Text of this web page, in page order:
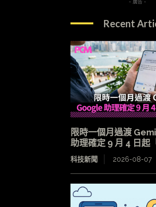
- 廣告 -
Recent
限時一個月過渡
助理確定 9 月 4 日起
科技新聞 2026-08-07